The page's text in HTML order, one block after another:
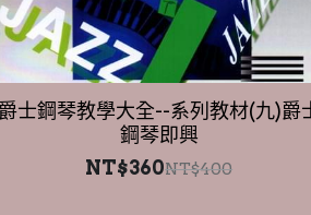
爵士鋼琴教學大全--系列教材(九)爵士
鋼琴即興
NT$360NT$400